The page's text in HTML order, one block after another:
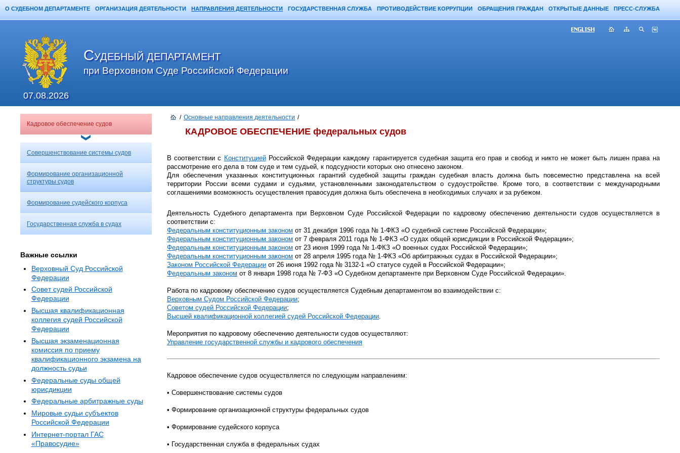
О СУДЕБНОМ ДЕПАРТАМЕНТЕ ОРГАНИЗАЦИЯ ДЕЯТЕЛЬНОСТИ НАПРАВЛЕНИЯ ДЕЯТЕЛЬНОСТИ ГОСУДАРСТВЕННАЯ СЛУЖБА ПРОТИВОДЕЙСТВИЕ КОРРУПЦИИ ОБРАЩЕНИЯ ГРАЖДАН ОТКРЫТЫЕ ДАННЫЕ ПРЕСС-СЛУЖБА
/ Основные направления деятельности /
КАДРОВОЕ ОБЕСПЕЧЕНИЕ федеральных судов
В соответствии с КонституциейРоссийской Федерации каждому гарантируется судебная защита его прав и свобод и никто не может быть лишен права на
рассмотрение его дела в том суде и тем судьей, к подсудности которых оно отнесено законом.
Для обеспечения указанных конституционных гарантий судебной защиты граждан судебная власть должна быть повсеместно представлена на всей
территории России всеми судами и судьями, установленными законодательством о судоустройстве. Кроме того, в соответствии с международными
соглашениями возможность осуществления правосудия должна быть обеспечена в необходимых случаях и за рубежом.
Деятельность Судебного департамента при Верховном Суде Российской Федерации по кадровому обеспечению деятельности судов осуществляется в
соответствии с:
Федеральным конституционным законом от 31 декабря 1996 года № 1-ФКЗ «О судебной системе Российской Федерации»;
Федеральным конституционным законом от 7 февраля 2011 года № 1-ФКЗ «О судах общей юрисдикции в Российской Федерации»;
Федеральным конституционным законом от 23 июня 1999 года № 1-ФКЗ «О военных судах Российской Федерации»;
Федеральным конституционным законом от 28 апреля 1995 года № 1-ФКЗ «Об арбитражных судах в Российской Федерации»;
Законом Российской Федерации от 26 июня 1992 года № 3132-1 «О статусе судей в Российской Федерации»;
Федеральным законом от 8 января 1998 года № 7-ФЗ «О Судебном департаменте при Верховном Суде Российской Федерации».
Работа по кадровому обеспечению судов осуществляется Судебным департаментом во взаимодействии с:
Верховным Судом Российской Федерации;
Советом судей Российской Федерации;
Высшей квалификационной коллегией судей Российской Федерации.
Мероприятия по кадровому обеспечению деятельности судов осуществляют:
Управление государственной службы и кадрового обеспечения
Кадровое обеспечение судов осуществляется по следующим направлениям:
• Совершенствование системы судов
• Формирование организационной структуры федеральных судов
• Формирование судейского корпуса
• Государственная служба в федеральных судах
Кадровое обеспечение судов
Совершенствование системы судов
Формирование организационной
структуры судов
Формирование судейского корпуса
Государственная служба в судах
Важные ссылки
Верховный Суд Российской
Федерации
Совет судей Российской
Федерации
Высшая квалификационная
коллегия судей Российской
Федерации
Высшая экзаменационная
комиссия по приему
квалификационного экзамена на
должность судьи
Федеральные суды общей
юрисдикции
Федеральные арбитражные суды
Мировые судьи субъектов
Российской Федерации
Интернет-портал ГАС
«Правосудие»
СУДЕБНЫЙ ДЕПАРТАМЕНТ
при Верховном Суде Российской Федерации
07.08.2026